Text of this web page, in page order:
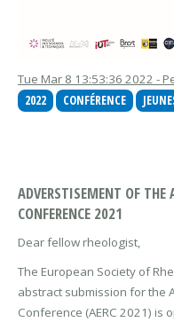
Tue Mar 8 13:53:36 2022 -
2022
CONFÉRENCE
ADVERSTISEMENT OF THE
CONFERENCE 2021
Dear fellow rheologist,
The European Society of
abstract submission for the
Conference (AERC 2021) is